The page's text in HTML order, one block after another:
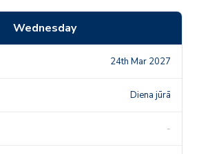
Wednesday
24th Mar 2027
Diena jūrā
-